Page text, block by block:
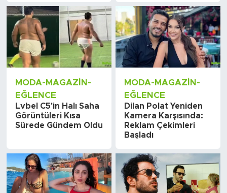
MODA-MAGAZIN-
EĞLENCE
Lvbel C5'in Halı Saha
Görüntüleri Kısa
Sürede Gündem Oldu
MODA-MAGAZIN-
EĞLENCE
Dilan Polat Yeniden
Kamera Karşısında:
Reklam Çekimleri
Başladı